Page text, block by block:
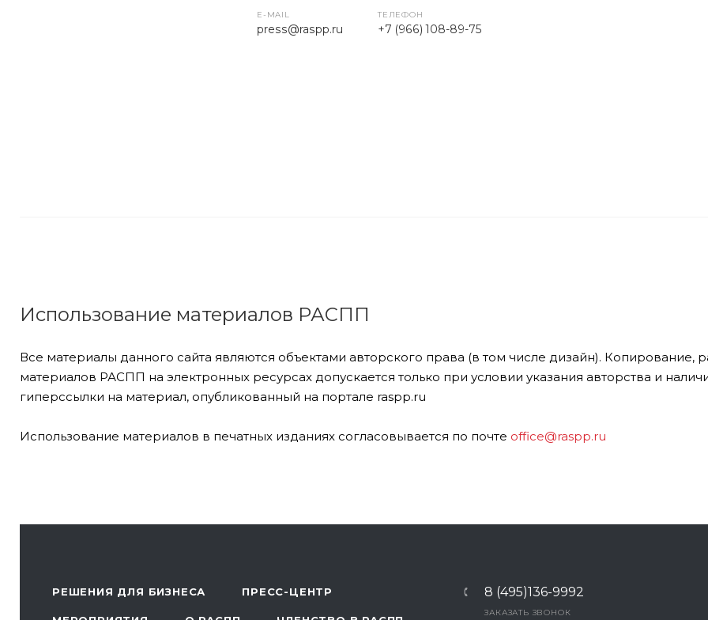
E-MAIL
press@raspp.ru
ТЕЛЕФОН
+7 (966) 108-89-75
Использование материалов РАСПП
Все материалы данного сайта являются объектами авторского права (в том числе дизайн). Копирование,
материалов РАСПП на электронных ресурсах допускается только при условии указания авторства и
гиперссылки на материал, опубликованный на портале raspp.ru
Использование материалов в печатных изданиях согласовывается по почте office@raspp.ru
РЕШЕНИЯ ДЛЯ БИЗНЕСА ПРЕСС-ЦЕНТР 8 (495)136-9992
ЗАКАЗАТЬ ЗВОНОК